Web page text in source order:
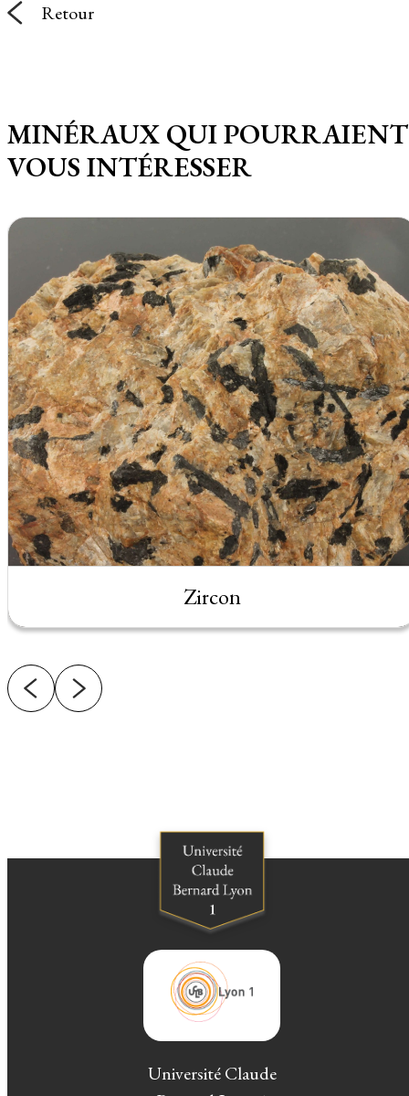
Retour
MINÉRAUX QUI POURRAIENT
VOUS INTÉRESSER
Zircon
Université Claude